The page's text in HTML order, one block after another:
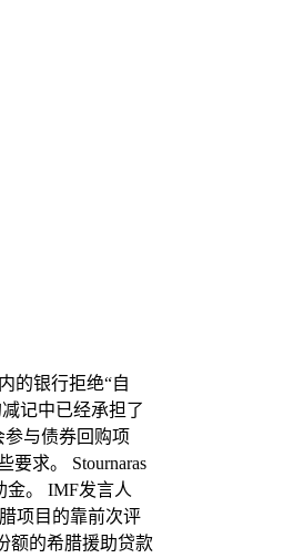
的银行拒绝“自
记中已经承担了
参与债券回购项
求。 Stournaras
。 IMF发言人
项目的靠前次评
额的希腊援助贷款